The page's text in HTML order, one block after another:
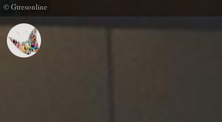
© Gtresonline